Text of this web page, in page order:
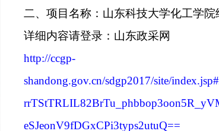
二、 项目名称：山东科技大学化工学
详细内容请登录：山东政采网
http://ccgp-
shandong.gov.cn/sdgp2017/site/
eSJeonV9fDGxCPi3typs2utuQ==